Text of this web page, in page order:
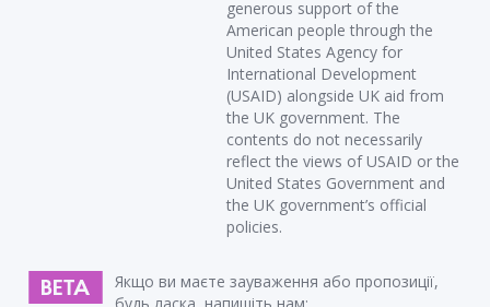
generous support of the
American people through the
United States Agency for
International Development
(USAID) alongside UK aid from
the UK government. The
contents do not necessarily
reflect the views of USAID or the
United States Government and
the UK government’s official
policies.
Якщо ви маєте зауваження або пропозиції,